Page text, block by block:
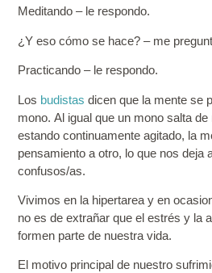
Meditando – le respondo.
¿Y eso cómo se hace? – me
Practicando – le respondo.
Los budistas dicen que la mente se
mono.Al igual que un mono salta
estando continuamente agitado, la
pensamiento a otro, lo que nos deja
confusos/as.
Vivimos en la hipertarea y en
no es de extrañar que el estrés y la
formen parte de nuestra vida.
El motivo principal de nuestro